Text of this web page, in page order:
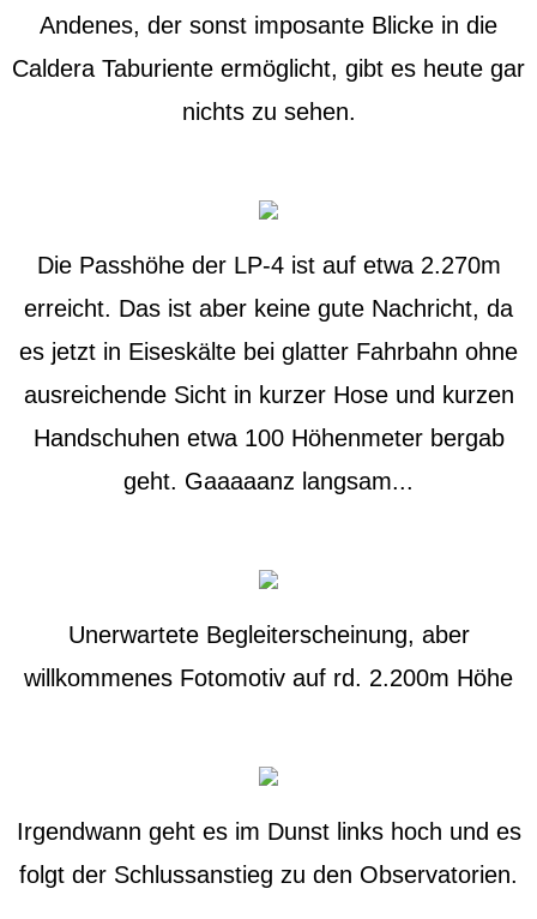
Andenes, der sonst imposante Blicke in die
Caldera Taburiente ermöglicht, gibt es heute gar
nichts zu sehen.
Die Passhöhe der LP-4 ist auf etwa 2.270m
erreicht. Das ist aber keine gute Nachricht, da
es jetzt in Eiseskälte bei glatter Fahrbahn ohne
ausreichende Sicht in kurzer Hose und kurzen
Handschuhen etwa 100 Höhenmeter bergab
geht. Gaaaaanz langsam...
Unerwartete Begleiterscheinung, aber
willkommenes Fotomotiv auf rd. 2.200m Höhe
Irgendwann geht es im Dunst links hoch und es
folgt der Schlussanstieg zu den Observatorien.